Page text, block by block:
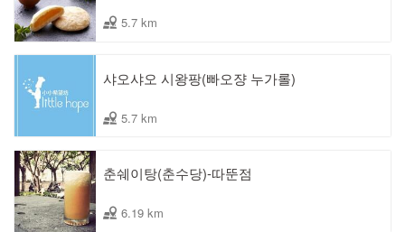
5.7 km
샤오샤오 시왕팡(빠오쟝 누가롤)
5.7 km
춘쉐이탕(춘수당)-따뚠점
6.19 km